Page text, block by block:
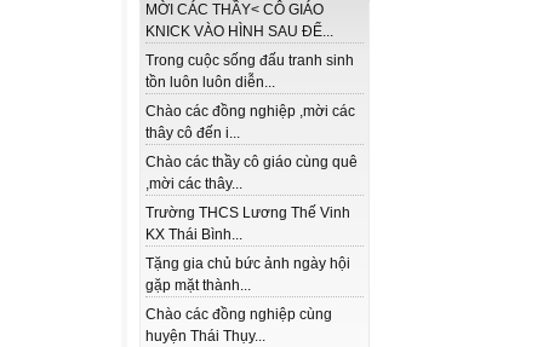
MỜI CÁC THẦY< CÔ GIÁO
KNICK VÀO HÌNH SAU ĐỂ...
Trong cuộc sống đấu tranh sinh
tồn luôn luôn diễn...
Chào các đồng nghiệp ,mời các
thây cô đến i...
Chào các thầy cô giáo cùng quê
,mời các thây...
Trường THCS Lương Thế Vinh
KX Thái Bình...
Tặng gia chủ bức ảnh ngày hội
gặp mặt thành...
Chào các đồng nghiệp cùng
huyện Thái Thụy...